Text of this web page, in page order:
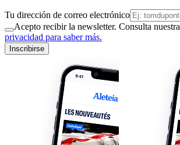
Tu dirección de correo electrónico
Acepto recibir la newsletter. Consulta nuestra
privacidad para saber más.
Inscribirse